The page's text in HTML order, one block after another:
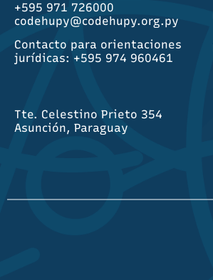
+595 971 726000
codehupy@codehupy.org.py
Contacto para orientaciones
jurídicas: +595 974 960461
Tte. Celestino Prieto 354
Asunción, Paraguay